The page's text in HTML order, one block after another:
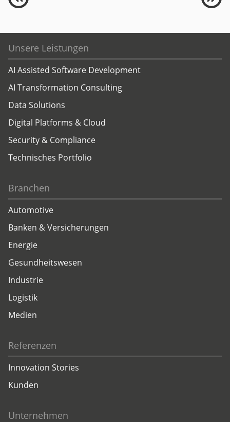
Unsere Leistungen
AI Assisted Software Development
AI Transformation Consulting
Data Solutions
Digital Platforms & Cloud
Security & Compliance
Technisches Portfolio
Branchen
Automotive
Banken & Versicherungen
Energie
Gesundheitswesen
Industrie
Logistik
Medien
Referenzen
Innovation Stories
Kunden
Unternehmen